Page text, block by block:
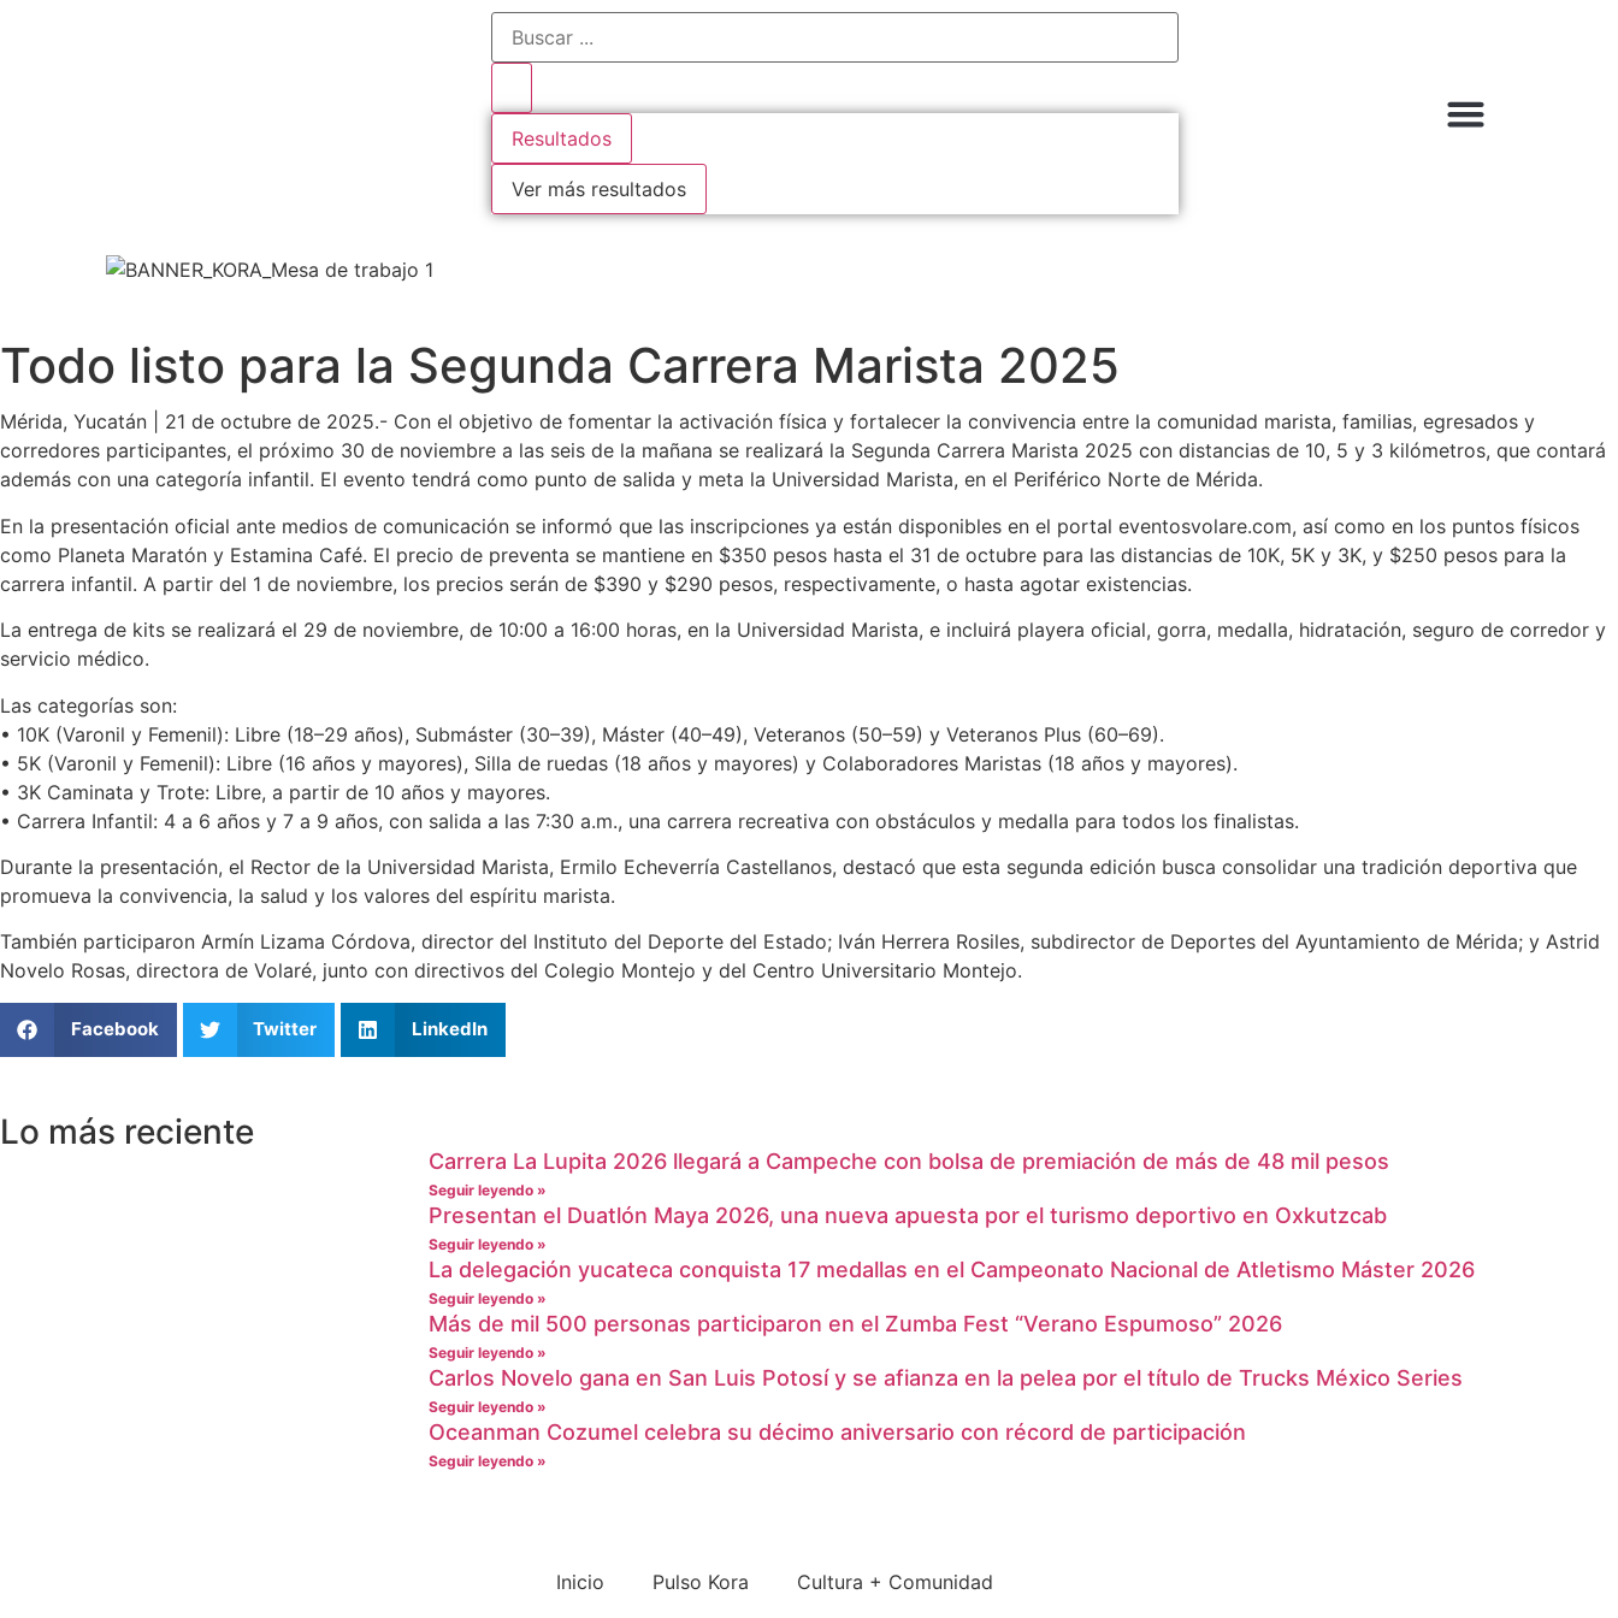
Resultados
Ver más resultados
Todo listo para la Segunda Carrera Marista 2025
Mérida, Yucatán | 21 de octubre de 2025.- Con el objetivo de fomentar la activación física y fortalecer la convivencia entre la comunidad marista, familias, egresados y
corredores participantes, el próximo 30 de noviembre a las seis de la mañana se realizará la Segunda Carrera Marista 2025 con distancias de 10, 5 y 3 kilómetros, que contará
además con una categoría infantil. El evento tendrá como punto de salida y meta la Universidad Marista, en el Periférico Norte de Mérida.
En la presentación oficial ante medios de comunicación se informó que las inscripciones ya están disponibles en el portal eventosvolare.com, así como en los puntos físicos
como Planeta Maratón y Estamina Café. El precio de preventa se mantiene en $350 pesos hasta el 31 de octubre para las distancias de 10K, 5K y 3K, y $250 pesos para la
carrera infantil. A partir del 1 de noviembre, los precios serán de $390 y $290 pesos, respectivamente, o hasta agotar existencias.
La entrega de kits se realizará el 29 de noviembre, de 10:00 a 16:00 horas, en la Universidad Marista, e incluirá playera oficial, gorra, medalla, hidratación, seguro de corredor y
servicio médico.
Las categorías son:
• 10K (Varonil y Femenil): Libre (18–29 años), Submáster (30–39), Máster (40–49), Veteranos (50–59) y Veteranos Plus (60–69).
• 5K (Varonil y Femenil): Libre (16 años y mayores), Silla de ruedas (18 años y mayores) y Colaboradores Maristas (18 años y mayores).
• 3K Caminata y Trote: Libre, a partir de 10 años y mayores.
• Carrera Infantil: 4 a 6 años y 7 a 9 años, con salida a las 7:30 a.m., una carrera recreativa con obstáculos y medalla para todos los finalistas.
Durante la presentación, el Rector de la Universidad Marista, Ermilo Echeverría Castellanos, destacó que esta segunda edición busca consolidar una tradición deportiva que
promueva la convivencia, la salud y los valores del espíritu marista.
También participaron Armín Lizama Córdova, director del Instituto del Deporte del Estado; Iván Herrera Rosiles, subdirector de Deportes del Ayuntamiento de Mérida; y Astrid
Novelo Rosas, directora de Volaré, junto con directivos del Colegio Montejo y del Centro Universitario Montejo.
Facebook Twitter LinkedIn
Lo más reciente
Carrera La Lupita 2026 llegará a Campeche con bolsa de premiación de más de 48 mil pesos
Seguir leyendo »
Presentan el Duatlón Maya 2026, una nueva apuesta por el turismo deportivo en Oxkutzcab
Seguir leyendo »
La delegación yucateca conquista 17 medallas en el Campeonato Nacional de Atletismo Máster 2026
Seguir leyendo »
Más de mil 500 personas participaron en el Zumba Fest “Verano Espumoso” 2026
Seguir leyendo »
Carlos Novelo gana en San Luis Potosí y se afianza en la pelea por el título de Trucks México Series
Seguir leyendo »
Oceanman Cozumel celebra su décimo aniversario con récord de participación
Seguir leyendo »
Inicio Pulso Kora ⁠Cultura + Comunidad